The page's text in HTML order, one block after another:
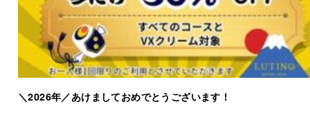
＼2026年／あけましておめでとうございます！